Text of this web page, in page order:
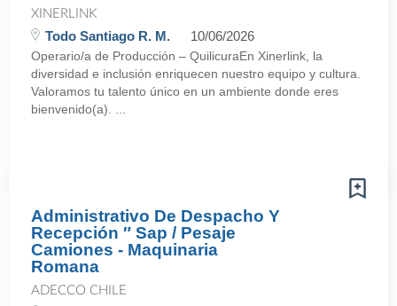
XINERLINK
Todo Santiago R. M. 10/06/2026
Operario/a de Producción – QuilicuraEn Xinerlink, la
diversidad e inclusión enriquecen nuestro equipo y cultura.
Valoramos tu talento único en un ambiente donde eres
bienvenido(a). ...
Administrativo De Despacho Y
Recepción ″ Sap / Pesaje
Camiones - Maquinaria
Romana
ADECCO CHILE